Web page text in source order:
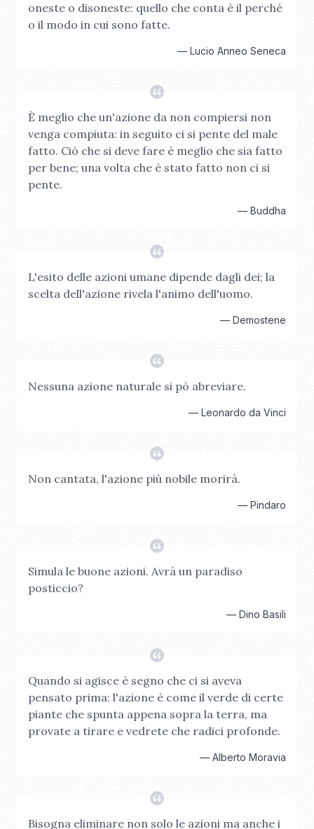
oneste o disoneste: quello che conta è il perché
o il modo in cui sono fatte.
— Lucio Anneo Seneca
È meglio che un'azione da non compiersi non
venga compiuta: in seguito ci si pente del male
fatto. Ciò che si deve fare è meglio che sia fatto
per bene; una volta che è stato fatto non ci si
pente.
— Buddha
L'esito delle azioni umane dipende dagli dei; la
scelta dell'azione rivela l'animo dell'uomo.
— Demostene
Nessuna azione naturale si pò abreviare.
— Leonardo da Vinci
Non cantata, l'azione più nobile morirà.
— Pindaro
Simula le buone azioni. Avrà un paradiso
posticcio?
— Dino Basili
Quando si agisce è segno che ci si aveva
pensato prima: l'azione è come il verde di certe
piante che spunta appena sopra la terra, ma
provate a tirare e vedrete che radici profonde.
— Alberto Moravia
Bisogna eliminare non solo le azioni ma anche i